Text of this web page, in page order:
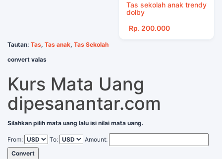
Tas sekolah anak trendy
dolby
Rp. 200.000
Tautan: Tas, Tas anak, Tas Sekolah
convert valas
Kurs Mata Uang
dipesanantar.com
Silahkan pilih mata uang lalu isi nilai mata uang.
From: To:
Amount:
Convert